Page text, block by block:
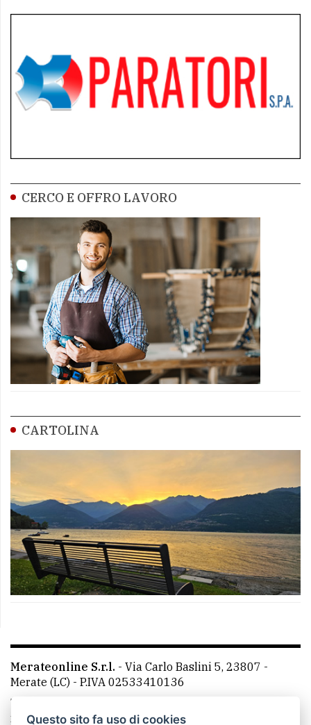
CERCO E OFFRO LAVORO
CARTOLINA
Merateonline S.r.l. - Via Carlo Baslini 5, 23807 -
Merate (LC) - P.IVA 02533410136
Telefono:
mail: redazione@leccoonline.com
Questo sito fa uso di cookies